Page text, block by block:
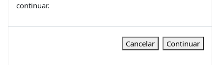
continuar.
Cancelar Continuar